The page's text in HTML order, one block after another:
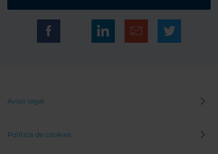
Aviso legal
Política de cookies